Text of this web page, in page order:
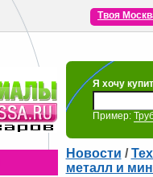
Твоя
Я хочу
Пример:
Новости /
металл и